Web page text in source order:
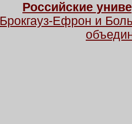
Российские
Брокгауз-Ефрон и